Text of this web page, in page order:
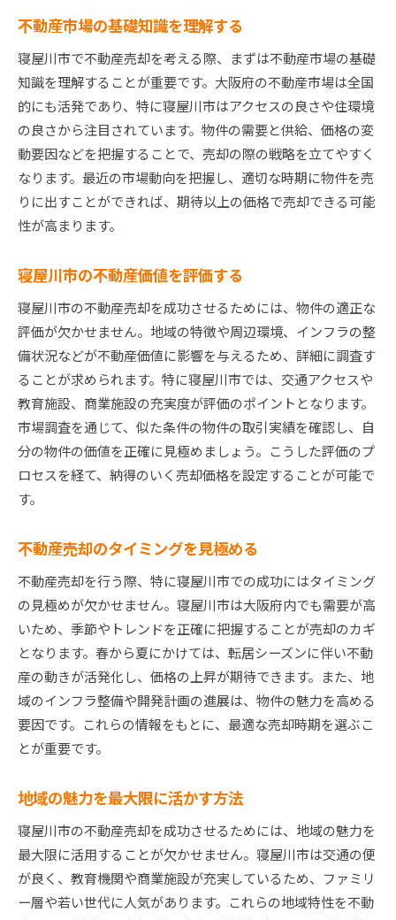
戦略的な価格設定の重要性
マーケットトレンドを活用した広告展開
地域住民のニーズを見極める
寝屋川市不動産売却で価格を最大化する方法
内装リフォームで価値を高めるテクニック
プロの写真で物件の魅力を伝える
ホームステージングで購入意欲を引き出す
魅力的なオープンハウスイベントの開催
購入者への付加価値を提案する
予期せぬ転機にも対応する寝屋川市不動産売却の秘
訣
市場の変動に柔軟に対応する方法
不動産売却におけるリスク管理
売却中のライフスタイル調整
将来の不動産投資に備える
不確実性を乗り越える販売戦略
的ステップ
売却前のプロパティインスペクションの重要性
正確な価格査定を実施する方法
戦略的な広告チャンネルの選択
購入者の心理を理解した接客術
売却プロセスの効率化を図るツール
法的手続きをスムーズに進めるための準備
地域特性を活かして寝屋川市で不動産売却を成功さ
地域の発展計画を理解する
地域の文化や歴史を売却に活かす
近隣施設のアピールポイントを整理する
地元のイベントを活用したプロモーション
周辺環境の利便性を強調する
不動産市場の基礎知識を理解する
寝屋川市で不動産売却を考える際、まずは不動産市場の基礎
知識を理解することが重要です。大阪府の不動産市場は全国
的にも活発であり、特に寝屋川市はアクセスの良さや住環境
の良さから注目されています。物件の需要と供給、価格の変
動要因などを把握することで、売却の際の戦略を立てやすく
なります。最近の市場動向を把握し、適切な時期に物件を売
りに出すことができれば、期待以上の価格で売却できる可能
性が高まります。
寝屋川市の不動産価値を評価する
寝屋川市の不動産売却を成功させるためには、物件の適正な
評価が欠かせません。地域の特徴や周辺環境、インフラの整
備状況などが不動産価値に影響を与えるため、詳細に調査す
ることが求められます。特に寝屋川市では、交通アクセスや
教育施設、商業施設の充実度が評価のポイントとなります。
市場調査を通じて、似た条件の物件の取引実績を確認し、自
分の物件の価値を正確に見極めましょう。こうした評価のプ
ロセスを経て、納得のいく売却価格を設定することが可能で
す。
不動産売却のタイミングを見極める
不動産売却を行う際、特に寝屋川市での成功にはタイミング
の見極めが欠かせません。寝屋川市は大阪府内でも需要が高
いため、季節やトレンドを正確に把握することが売却のカギ
となります。春から夏にかけては、転居シーズンに伴い不動
産の動きが活発化し、価格の上昇が期待できます。また、地
域のインフラ整備や開発計画の進展は、物件の魅力を高める
要因です。これらの情報をもとに、最適な売却時期を選ぶこ
とが重要です。
地域の魅力を最大限に活かす方法
寝屋川市の不動産売却を成功させるためには、地域の魅力を
最大限に活用することが欠かせません。寝屋川市は交通の便
が良く、教育機関や商業施設が充実しているため、ファミリ
ー層や若い世代に人気があります。これらの地域特性を不動